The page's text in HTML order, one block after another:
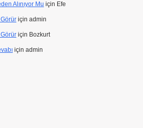
Alınıyor Mu için Efe
için admin
için Bozkurt
için admin